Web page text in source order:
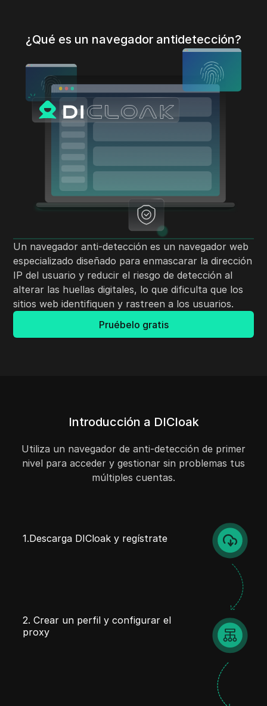
Un navegador anti-detección es un navegador web
especializado diseñado para enmascarar la dirección
IP del usuario y reducir el riesgo de detección al
alterar las huellas digitales, lo que dificulta que los
sitios web identifiquen y rastreen a los usuarios.
Pruébelo gratis
¿Qué es un navegador antidetección?
Introducción a DICloak
Utiliza un navegador de anti-detección de primer
nivel para acceder y gestionar sin problemas tus
múltiples cuentas.
1.Descarga DICloak y regístrate
2. Crear un perfil y configurar el
proxy